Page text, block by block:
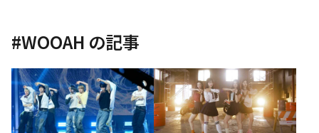
#WOOAH の記事